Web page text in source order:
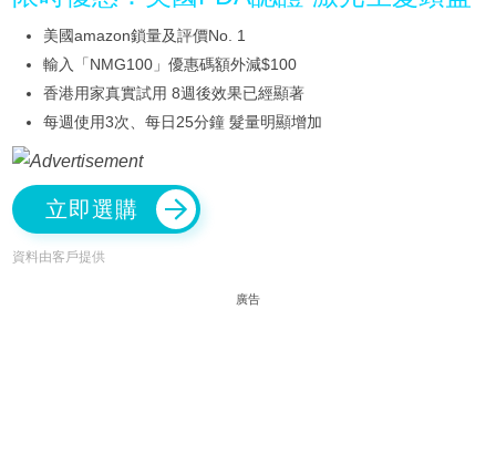
美國amazon鎖量及評價No. 1
輸入「NMG100」優惠碼額外減$100
香港用家真實試用 8週後效果已經顯著
每週使用3次、每日25分鐘 髮量明顯增加
立即選購
資料由客戶提供
廣告